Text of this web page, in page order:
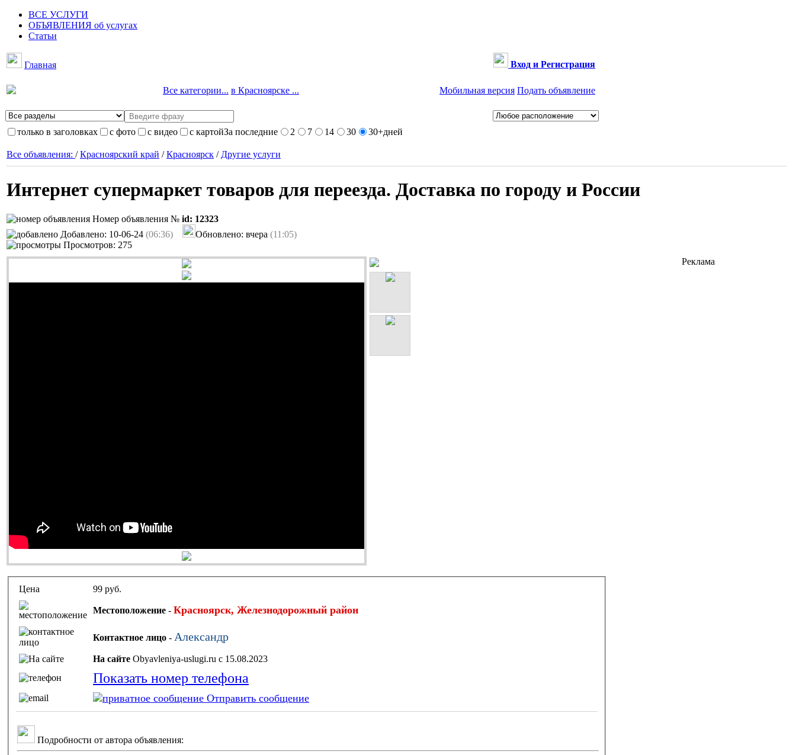
ВСЕ УСЛУГИ
ОБЪЯВЛЕНИЯ об услугах
Статьи
Главная Вход и Регистрация
Все категории... в Красноярске ... Мобильная версия Подать объявление
только в заголовках с фото с видео с картойЗа последние 2 7 14 30 30+дней
Все объявления: /Красноярский край /Красноярск / Другие услуги
Интернет супермаркет товаров для переезда. Доставка по городу и России
Номер объявления № id: 12323
Добавлено: 10-06-24 (06:36) Обновлено: вчера (11:05)
Просмотров: 275
Цена 99 руб.
Местоположение - Красноярск, Железнодорожный район
Контактное лицо - Александр
На сайте Obyavleniya-uslugi.ru с 15.08.2023
Показать номер телефона
Отправить сообщение
Подробности от автора объявления:
Реклама